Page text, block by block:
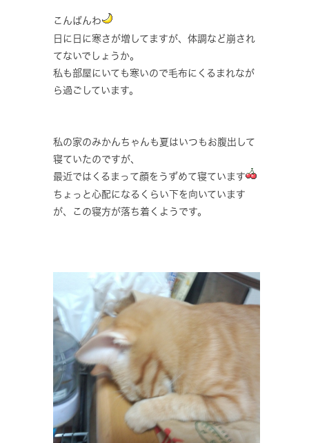
こんばんわ
日に日に寒さが増してますが、体調など崩され
てないでしょうか。
私も部屋にいても寒いので毛布にくるまれなが
ら過ごしています。
私の家のみかんちゃんも夏はいつもお腹出して
寝ていたのですが、
最近ではくるまって顔をうずめて寝ています
ちょっと心配になるくらい下を向いています
が、この寝方が落ち着くようです。